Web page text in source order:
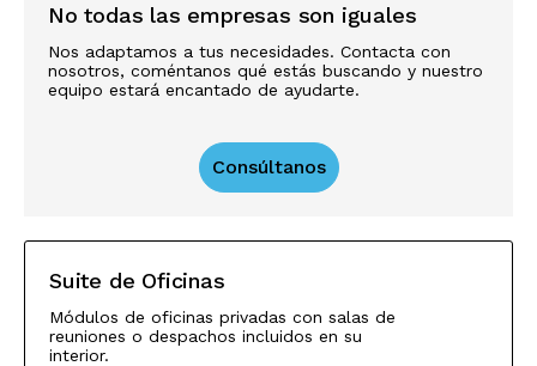
No todas las empresas son iguales
Nos adaptamos a tus necesidades. Contacta con
nosotros, coméntanos qué estás buscando y nuestro
equipo estará encantado de ayudarte.
Consúltanos
Suite de Oficinas
Módulos de oficinas privadas con salas de
reuniones o despachos incluidos en su
interior.